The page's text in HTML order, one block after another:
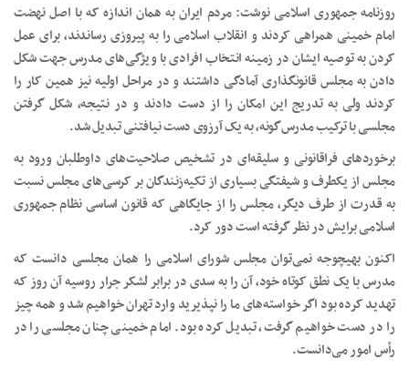
روزنامه جمهوری اسلامی نوشت: مردم ایران به همان اندازه که با اصل نهضت
امام خمینی همراهی کردند و انقلاب اسلامی را به پیروزی رساندند، برای عمل
کردن به توصیه ایشان در زمینه انتخاب افرادی با ویژگی‌های مدرس جهت شکل
دادن به مجلس قانونگذاری آمادگی داشتند و در مراحل اولیه نیز همین کار را
کردند ولی به تدریج این امکان را از دست دادند و در نتیجه، شکل گرفتن
مجلسی با ترکیب مدرس‌گونه، به یک آرزوی دست نیافتنی تبدیل شد.
برخوردهای فراقانونی و سلیقه‌ای در تشخیص صلاحیت‌های داوطلبان ورود به
مجلس از یکطرف و شیفتگی بسیاری از تکیه‌زنندگان بر کرسی‌های مجلس نسبت
به قدرت از طرف دیگر، مجلس را از جایگاهی که قانون اساسی نظام جمهوری
اسلامی برایش در نظر گرفته است دور کرد.
اکنون بهیچوجه نمی‌توان مجلس شورای اسلامی را همان مجلسی دانست که
مدرس با یک نطق کوتاه خود، آن را به سدی در برابر لشکر جرار روسیه آن روز که
تهدید کرده بود اگر خواسته‌های ما را نپذیرید وارد تهران خواهیم شد و همه چیز
را در دست خواهیم گرفت، تبدیل کرده بود. امام خمینی چنان مجلسی را در
رأس امور می‌دانست.